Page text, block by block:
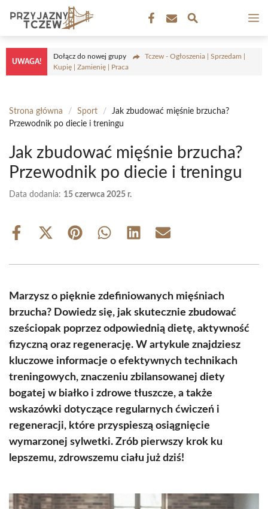
treści
UWAGA!
Dołącz do nowej grupy
Tczew - Ogłoszenia | Sprzedam |
Kupię | Zamienię | Praca
Strona główna / Sport /
Jak zbudować mięśnie brzucha?
Przewodnik po diecie i treningu
Jak zbudować mięśnie brzucha?
Przewodnik po diecie i treningu
Data dodania: 15 czerwca 2025 r.
Share
Share
(Twitter)
Share Share Share Share
Marzysz o pięknie zdefiniowanych mięśniach
brzucha? Dowiedz się, jak skutecznie zbudować
sześciopak poprzez odpowiednią dietę, aktywność
fizyczną oraz regenerację. W artykule znajdziesz
kluczowe informacje o efektywnych technikach
treningowych, znaczeniu zbilansowanej diety
bogatej w białko i zdrowe tłuszcze, a także
wskazówki dotyczące regularnych ćwiczeń i
regeneracji, które przyspieszą osiągnięcie
wymarzonej sylwetki. Zrób pierwszy krok ku
lepszemu, zdrowszemu ciału już dziś!